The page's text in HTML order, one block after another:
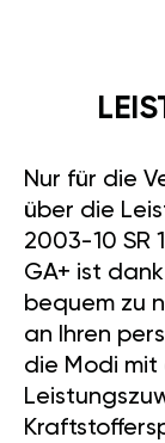
Nur für die
über die
2003-10 SR
GA+ ist
bequem zu
an Ihren
die Modi mit